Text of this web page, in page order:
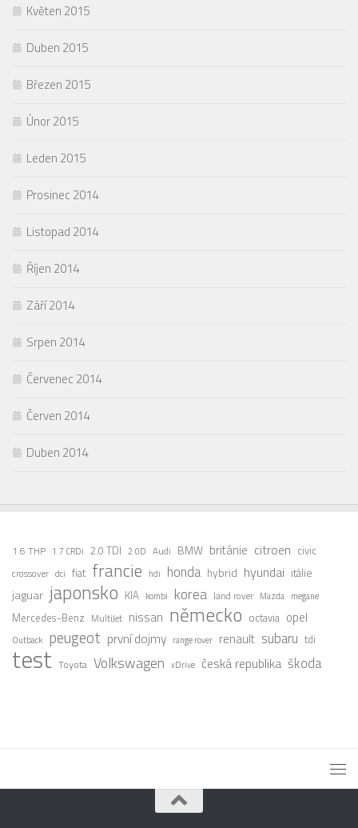
Květen 2015
Duben 2015
Březen 2015
Únor 2015
Leden 2015
Prosinec 2014
Listopad 2014
Říjen 2014
Září 2014
Srpen 2014
Červenec 2014
Červen 2014
Duben 2014
1.6 THP 1.7 CRDi 2.0 TDI 2.0D Audi BMW británie citroen civic
crossover dci fiat francie hdi honda hybrid hyundai itálie
jaguar japonsko KIA kombi korea land rover Mazda megane
Mercedes-Benz MultiJet nissan německo octavia opel
Outback peugeot první dojmy range rover renault subaru tdi
test Toyota Volkswagen xDrive česká republika škoda